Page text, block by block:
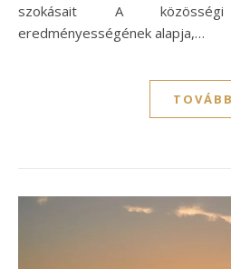
szokásait A
eredményességének alapja,…
TOVÁBB